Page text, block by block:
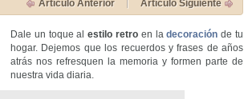
Artículo Anterior Artículo Siguiente
Dale un toque alestilo retro en ladecoración de tu
hogar. Dejemos que los recuerdos y frases de años
atrás nos refresquen la memoria y formen parte de
nuestra vida diaria.